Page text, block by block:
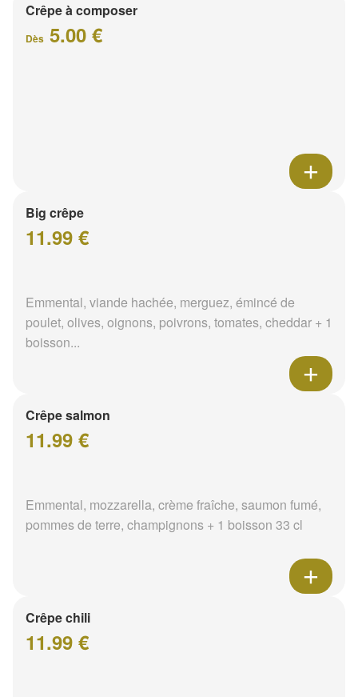
Crêpe à composer
Dès 5.00 €
Big crêpe
11.99 €
Emmental, viande hachée, merguez, émincé de
poulet, olives, oignons, poivrons, tomates, cheddar + 1
boisson...
Crêpe salmon
11.99 €
Emmental, mozzarella, crème fraîche, saumon fumé,
pommes de terre, champignons + 1 boisson 33 cl
Crêpe chili
11.99 €